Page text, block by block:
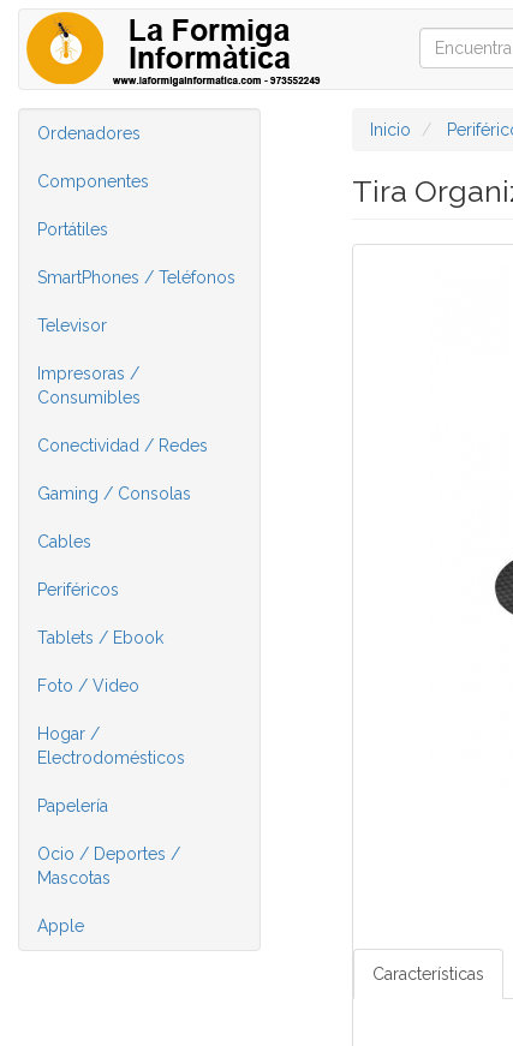
Ordenadores
Componentes
Portátiles
SmartPhones / Teléfonos
Televisor
Impresoras /
Consumibles
Conectividad / Redes
Gaming / Consolas
Cables
Periféricos
Tablets / Ebook
Foto / Video
Hogar /
Electrodomésticos
Papelería
Ocio / Deportes /
Mascotas
Apple
Inicio
Tira
Características